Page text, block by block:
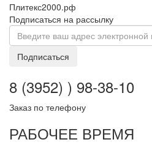
Плитекс2000.рф
Подписаться на рассылку
Подписаться
8 (3952) ) 98-38-10
Заказ по телефону
РАБОЧЕЕ ВРЕМЯ